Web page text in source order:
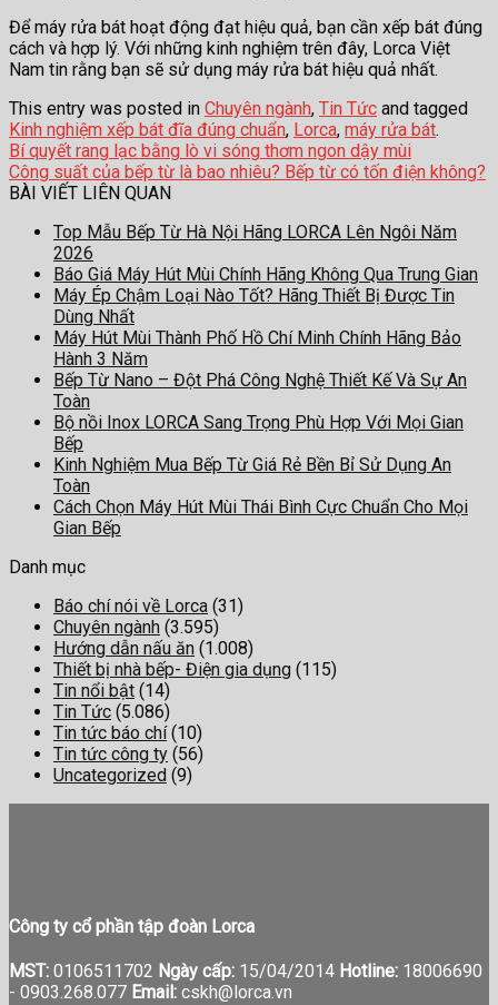
Để máy rửa bát hoạt động đạt hiệu quả, bạn cần xếp bát đúng
cách và hợp lý. Với những kinh nghiệm trên đây, Lorca Việt
Nam tin rằng bạn sẽ sử dụng máy rửa bát hiệu quả nhất.
This entry was posted in Chuyên ngành, Tin Tức and tagged
Kinh nghiệm xếp bát đĩa đúng chuẩn, Lorca, máy rửa bát.
Bí quyết rang lạc bằng lò vi sóng thơm ngon dậy mùi
Công suất của bếp từ là bao nhiêu? Bếp từ có tốn điện không?
BÀI VIẾT LIÊN QUAN
Top Mẫu Bếp Từ Hà Nội Hãng LORCA Lên Ngôi Năm
2026
Báo Giá Máy Hút Mùi Chính Hãng Không Qua Trung Gian
Máy Ép Chậm Loại Nào Tốt? Hãng Thiết Bị Được Tin
Dùng Nhất
Máy Hút Mùi Thành Phố Hồ Chí Minh Chính Hãng Bảo
Hành 3 Năm
Bếp Từ Nano – Đột Phá Công Nghệ Thiết Kế Và Sự An
Toàn
Bộ nồi Inox LORCA Sang Trọng Phù Hợp Với Mọi Gian
Bếp
Kinh Nghiệm Mua Bếp Từ Giá Rẻ Bền Bỉ Sử Dụng An
Toàn
Cách Chọn Máy Hút Mùi Thái Bình Cực Chuẩn Cho Mọi
Gian Bếp
Danh mục
Báo chí nói về Lorca (31)
Chuyên ngành (3.595)
Hướng dẫn nấu ăn (1.008)
Thiết bị nhà bếp- Điện gia dụng (115)
Tin nổi bật (14)
Tin Tức (5.086)
Tin tức báo chí(10)
Tin tức công ty (56)
Uncategorized (9)
Công ty cổ phần tập đoàn Lorca
MST: 0106511702 Ngày cấp: 15/04/2014 Hotline: 18006690
- 0903.268.077 Email: cskh@lorca.vn